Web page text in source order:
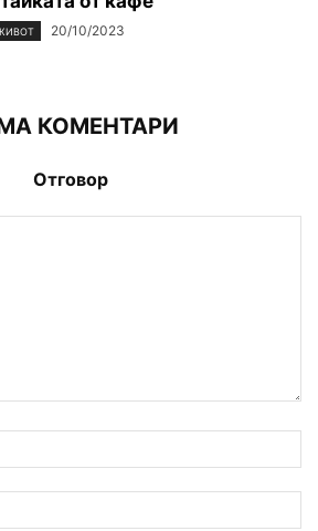
20/10/2023
КОМЕНТАРИ
Отговор